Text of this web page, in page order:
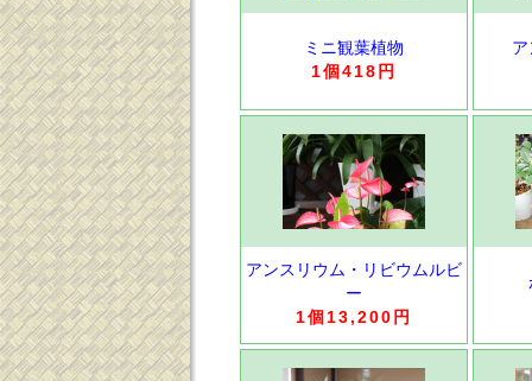
ミニ観葉植物
1個418円
アンスリウム・リビウムルビ
ー
1個13,200円